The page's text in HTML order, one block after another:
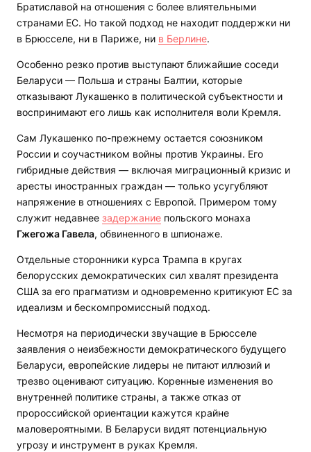
Братиславой на отношения с более влиятельными
странами ЕС. Но такой подход не находит поддержки ни
в Брюсселе, ни в Париже, ни в Берлине.
Особенно резко против выступают ближайшие соседи
Беларуси — Польша и страны Балтии, которые
отказывают Лукашенко в политической субъектности и
воспринимают его лишь как исполнителя воли Кремля.
Сам Лукашенко по-прежнему остается союзником
России и соучастником войны против Украины. Его
гибридные действия — включая миграционный кризис и
аресты иностранных граждан — только усугубляют
напряжение в отношениях с Европой. Примером тому
служит недавнее задержание польского монаха
Гжегожа Гавела, обвиненного в шпионаже.
Отдельные сторонники курса Трампа в кругах
белорусских демократических сил хвалят президента
США за его прагматизм и одновременно критикуют ЕС за
идеализм и бескомпромиссный подход.
Несмотря на периодически звучащие в Брюсселе
заявления о неизбежности демократического будущего
Беларуси, европейские лидеры не питают иллюзий и
трезво оценивают ситуацию. Коренные изменения во
внутренней политике страны, а также отказ от
пророссийской ориентации кажутся крайне
маловероятными. В Беларуси видят потенциальную
угрозу и инструмент в руках Кремля.